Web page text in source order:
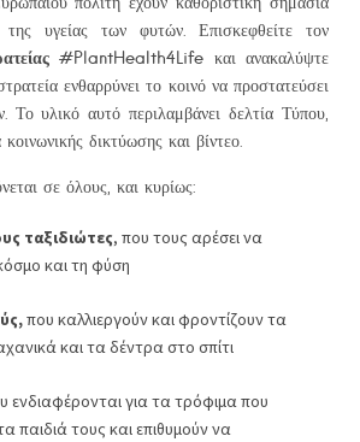
υγείας των φυτών. Επισκεφθείτε τον
#PlantHealth4Life και ανακαλύψτε
ενθαρρύνει το κοινό να προστατεύσει
Το υλικό αυτό περιλαμβάνει δελτία Τύπου,
δικτύωσης και βίντεο.
σε όλους, και κυρίως:
ταξιδιώτες, που τους αρέσει να
και τη φύση
που καλλιεργούν και φροντίζουν τα
και τα δέντρα στο σπίτι
ενδιαφέρονται για τα τρόφιμα που
παιδιά τους και επιθυμούν να